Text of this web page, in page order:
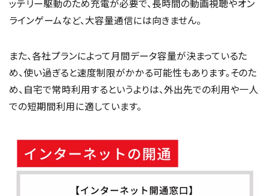
ッテリー駆動のため充電が必要で、長時間の動画視聴やオン
ラインゲームなど、大容量通信には向きません。
また、各社プランによって月間データ容量が決まっているた
め、使い過ぎると速度制限がかかる可能性もあります。そのた
め、自宅で常時利用するというよりは、外出先での利用や一人
での短期間利用に適しています。